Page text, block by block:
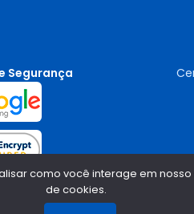
Segurança
como você interage em
de cookies.